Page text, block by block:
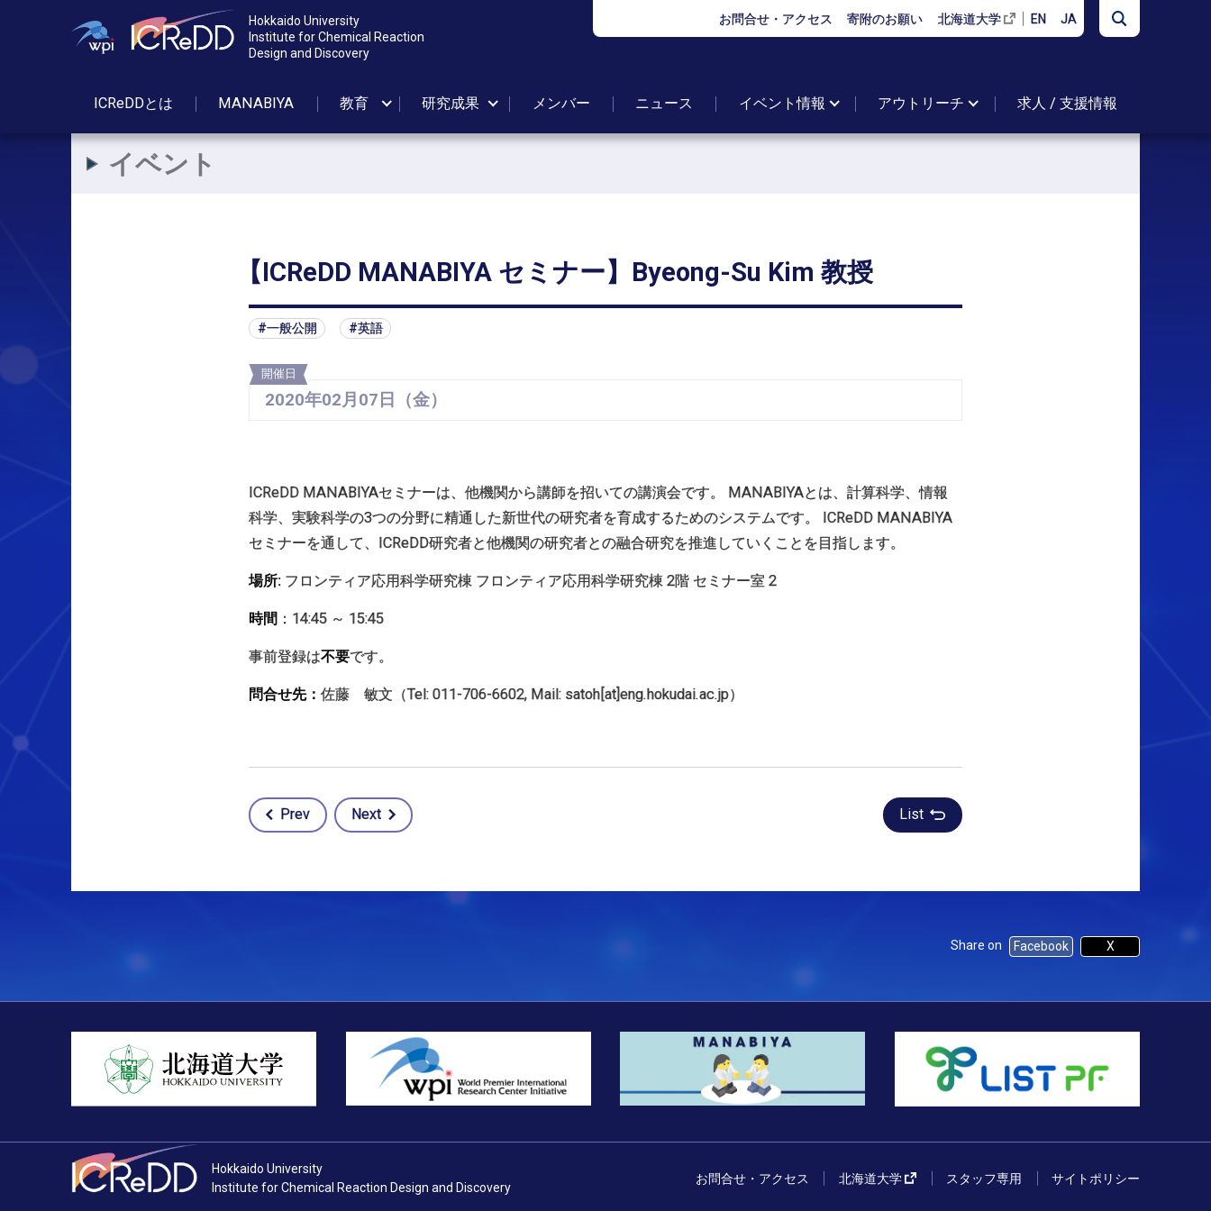
お問合せ・アクセス 寄附のお願い 北海道大学 EN JA
Hokkaido University
Institute for Chemical Reaction
Design and Discovery
ICReDDとは MANABIYA 教育 研究成果 メンバー ニュース イベント情報 アウトリーチ 求人 / 支援情報
イベント
【ICReDD MANABIYA セミナー】 Byeong-Su Kim教授
一般公開 英語
開催日
2020年02月 07日 （金）
ICReDD MANABIYAセミナーは、他機関から講師を招いての講演会です。 MANABIYAとは、計算科学、情報
科学、実験科学の3つの分野に精通した新世代の研究者を育成するためのシステムです。 ICReDD MANABIYA
セミナーを通して、ICReDD研究者と他機関の研究者との融合研究を推進していくことを目指します。
場所: フロンティア応用科学研究棟 フロンティア応用科学研究棟 2階 セミナー室 2
時間 ：14:45 ～ 15:45
事前登録は不要です。
問合せ先：佐藤 敏文（Tel: 011-706-6602, Mail: satoh[at]eng.hokudai.ac.jp）
Post
navigation
Prev Next List
Share on Facebook X
お問合せ・アクセス 北海道大学 スタッフ専用 サイトポリシー
Hokkaido University
Institute for Chemical Reaction Design and Discovery